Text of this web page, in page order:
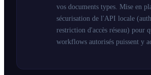
vos documents types. Mise en
sécurisation de l'API locale
restriction d'accès réseau) pour
workflows autorisés puissent y